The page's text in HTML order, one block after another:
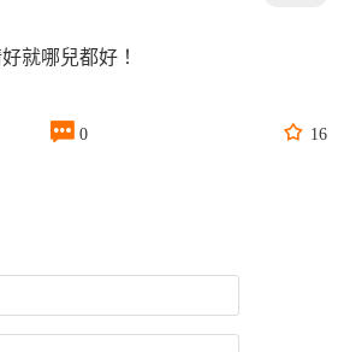
就哪兒都好！
 0  16